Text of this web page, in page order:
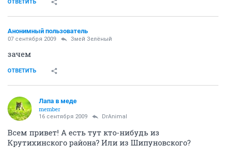
ОТВЕТИТЬ
Анонимный пользователь
07 сентября 2009 Змей Зелёный
зачем
ОТВЕТИТЬ
Лапа в меде
member
16 сентября 2009 DrAnimal
Всем привет! А есть тут кто-нибудь из
Крутихинского района? Или из Шипуновского?